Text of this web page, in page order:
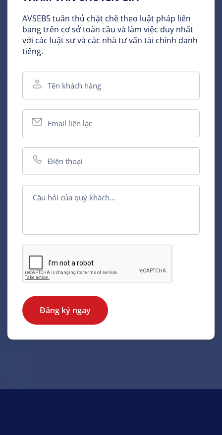
AVSEB5 tuân thủ chặt chẽ theo luật pháp liên
bang trên cơ sở toàn cầu và làm việc duy nhất
với các luật sư và các nhà tư vấn tài chính danh
tiếng.
Đăng ký ngay